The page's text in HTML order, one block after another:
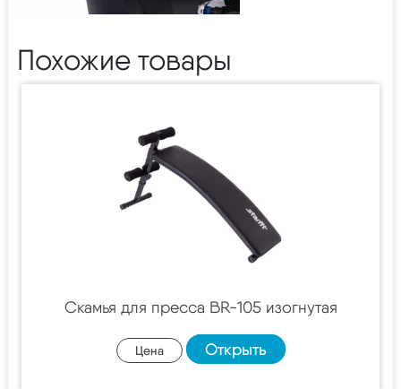
Похожие товары
Скамья для пресса BR-105 изогнутая
Цена Открыть